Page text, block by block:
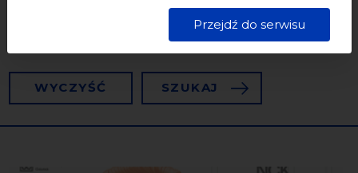
dane są przetwarzane w sposób bezpieczny, z należytą
starannością i zgodnie z obowiązującymi przepisami.
Przejdź do serwisu
Następny miesiąc
WYCZYŚĆ SZUKAJ